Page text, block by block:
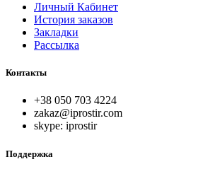
Личный Кабинет
История заказов
Закладки
Рассылка
Контакты
+38 050 703 4224
zakaz@iprostir.com
skype: iprostir
Поддержка